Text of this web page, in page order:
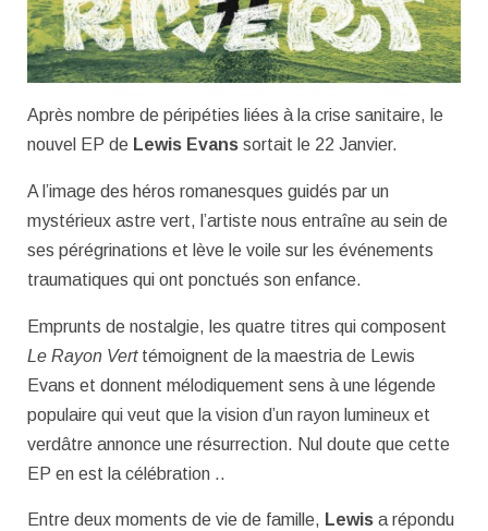
Après nombre de péripéties liées à la crise sanitaire, le
nouvel EP de Lewis Evans sortait le 22 Janvier.
A l’image des héros romanesques guidés par un
mystérieux astre vert, l’artiste nous entraîne au sein de
ses pérégrinations et lève le voile sur les événements
traumatiques qui ont ponctués son enfance.
Emprunts de nostalgie, les quatre titres qui composent
Le Rayon Verttémoignent de la maestria de Lewis
Evans et donnent mélodiquement sens à une légende
populaire qui veut que la vision d’un rayon lumineux et
verdâtre annonce une résurrection. Nul doute que cette
EP en est la célébration ..
Entre deux moments de vie de famille, Lewis a répondu